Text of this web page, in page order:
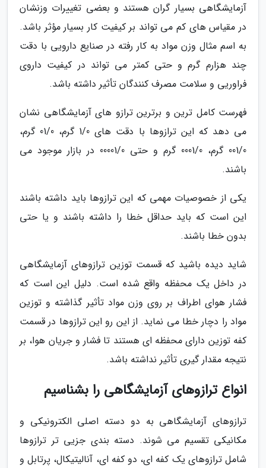
آزمایشگاهی بسیار گران هستند و بعضی تغییرات وزنشان
در مقیاس های کم می تواند بر کیفیت کار بسیار مؤثر باشد.
به اسم مثال وزن مواد به کار رفته در صنایع دارویی با دقت
چند هزارم گرم و حتی کمتر می تواند در کیفیت داروی
فراوریی و سلامت مصرف کنندگان تأثیر داشته باشد.
فهرست کامل ترین و برترین ترازو های آزمایشگاهی نشان
می دهد که این ترازوها با دقت های 1/0 گرم، 01/0 گرم،
001/0 گرم، 0001/0 گرم و حتی 00001/0 در بازار موجود می
باشند.
یکی از خصوصیات مهمی که این ترازوها باید داشته باشند
این است که باید حداقل خطا را داشته باشند و یا حتی
بدون خطا باشند.
شاید دیده باشید که قسمت توزین ترازوهای آزمایشگاهی
در داخل یک محفظه واقع شده است. دلیل این است که
فشار هوای اطراف بر روی وزن مواد تأثیر گذاشته و توزین
مواد را دچار خطا می نماید. از این رو این ترازوها در قسمت
کفه توزین دارای محفظه ای هستند تا فشار و جریان هوا، بر
نتیجه مقدار گیری تأثیر نداشته باشد.
انواع ترازوهای آزمایشگاهی را بشناسیم
ترازوهای آزمایشگاهی به دو دسته اصلی الکترونیکی و
مکانیکی تقسیم می شوند. دسته بندی جزیی تر ترازوها
شامل ترازوهای یک کفه ای، دو کفه ای، آنالیتیکال، پرتابل و